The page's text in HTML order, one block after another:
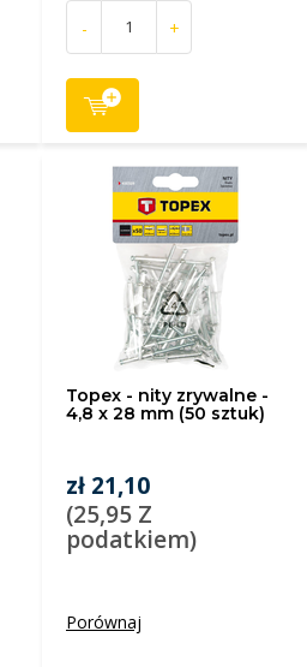
- +
Topex - nity zrywalne -
4,8 x 28 mm (50 sztuk)
zł 21,10
(25,95 Z
podatkiem)
Porównaj